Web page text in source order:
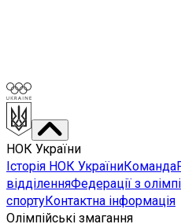
НОК України
Історія НОК УкраїниКоманда
відділенняФедерації з
спортуКонтактна інформація
Олімпійські змагання